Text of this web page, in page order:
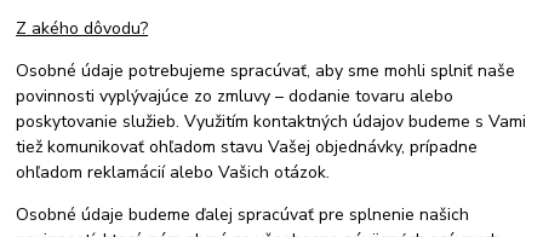
Z akého dôvodu?
Osobné údaje potrebujeme spracúvať, aby sme mohli splniť naše
povinnosti vyplývajúce zo zmluvy – dodanie tovaru alebo
poskytovanie služieb. Využitím kontaktných údajov budeme s Vami
tiež komunikovať ohľadom stavu Vašej objednávky, prípadne
ohľadom reklamácií alebo Vašich otázok.
Osobné údaje budeme ďalej spracúvať pre splnenie našich